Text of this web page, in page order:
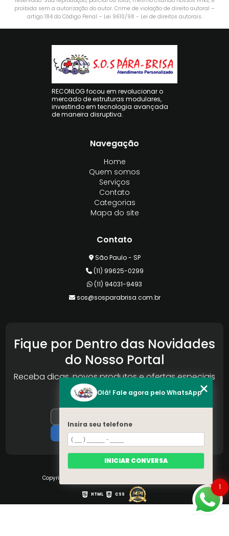
proibida sem a autorização do autor. Crime de violação de direito autoral –
artigo 184 do Código Penal – Lei 9610/98 - Lei de direitos autorais.
RECONLOG focou em revolucionar o
mercado de estruturas modulares,
investindo em tecnologia avançada
de maneira disruptiva.
Navegação
Home
Quem somos
Serviços
Contato
Categorias
Mapa do site
Contato
São Paulo - SP
(11) 99625-0299
(11) 94031-9493
sos@sosparabrisa.com.br
Fique por Dentro das Novidades
do Nosso Portal
Receba dicas, novos produtos e ofertas especiais
da Reconlog
Copyright © S.O.S Pára-brisa. (Lei 9610 de 19/02/1998)
HTML CSS
1
Olá! Fale agora pelo WhatsApp
Insira seu telefone
INICIAR CONVERSA